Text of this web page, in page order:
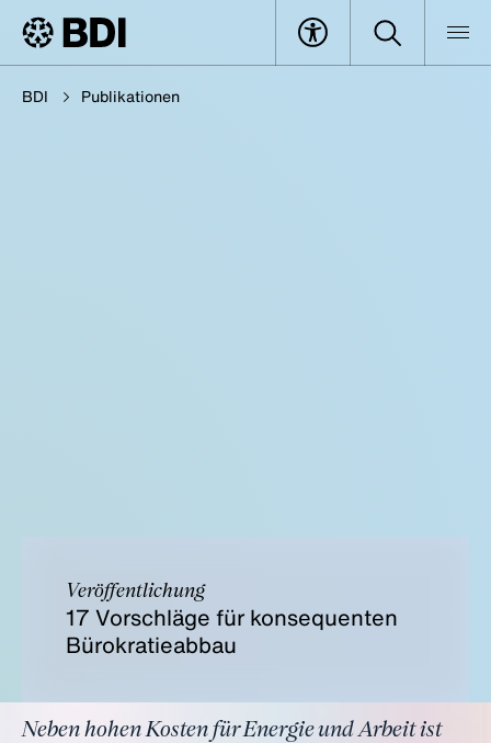
BDI Publikationen
Veröffentlichung
17 Vorschläge für konsequenten
Bürokratieabbau
Neben hohen Kosten für Energie und Arbeit ist